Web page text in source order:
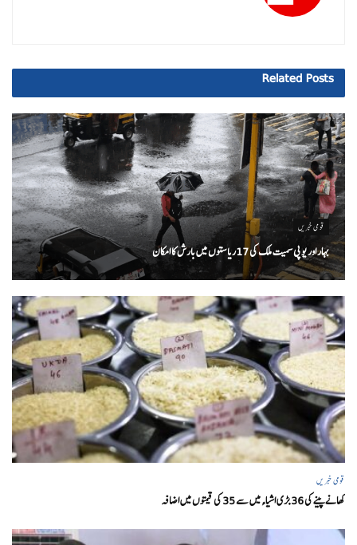
Related Posts
قومی خبریں
بہار اور یو پی سمیت ملک کی 17ریاستوں میں بارش کا امکان
قومی خبریں
کھانے پینے کی 36 بڑی اشیاء میں سے 35 کی قیمتوں میں اضافہ